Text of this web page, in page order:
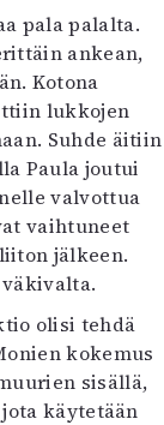
pala palalta.
ankean,
Kotona
lukkojen
Suhde äitiin
Paula joutui
valvottua
vaihtuneet
jälkeen.
olisi tehdä
kokemus
sisällä,
käytetään